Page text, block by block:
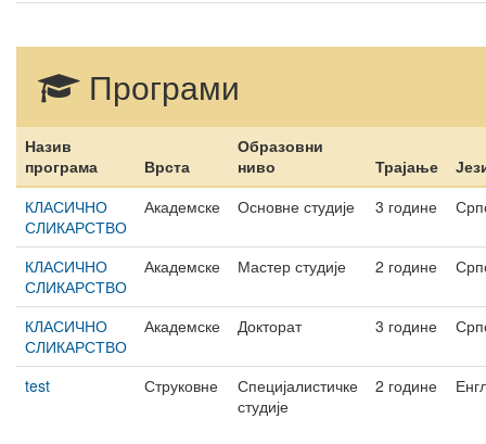
Програми
Назив
програма
Врста
Образовни
ниво
Трајање
КЛАСИЧНО
СЛИКАРСТВО
Академске Основне студије 3 године
КЛАСИЧНО
СЛИКАРСТВО
Академске Мастер студије 2 године
КЛАСИЧНО
СЛИКАРСТВО
Академске Докторат 3 године
test Струковне
Специјалистичке
студије
2 године